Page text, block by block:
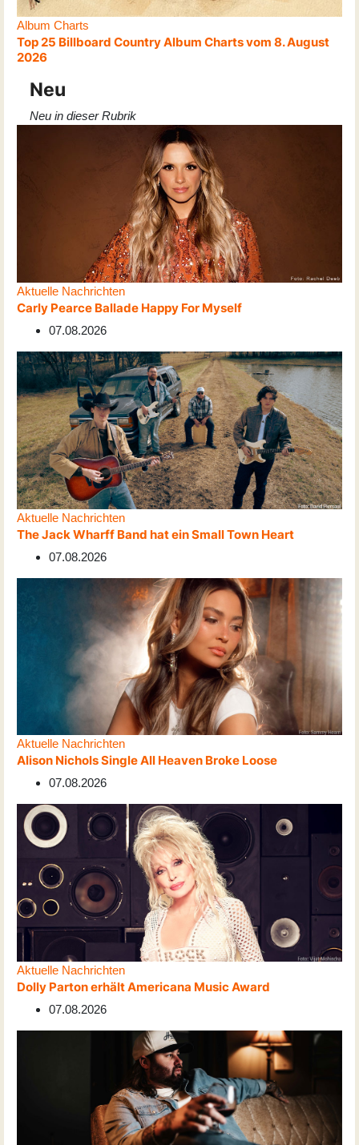
Album Charts
Top 25 Billboard Country Album Charts vom 8. August
2026
Neu
Neu in dieser Rubrik
Aktuelle Nachrichten
Carly Pearce Ballade Happy For Myself
07.08.2026
Aktuelle Nachrichten
The Jack Wharff Band hat ein Small Town Heart
07.08.2026
Aktuelle Nachrichten
Alison Nichols Single All Heaven Broke Loose
07.08.2026
Aktuelle Nachrichten
Dolly Parton erhält Americana Music Award
07.08.2026